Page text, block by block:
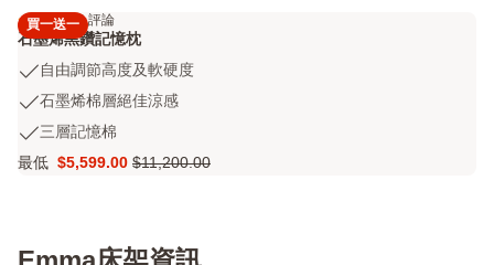
設
計
選
$9,839.00
$12,300.00
買一送一
4.3
out
of
2666
評
4.32666 評論
石墨烯黑鑽記憶枕
自
調
節
高
自由調節高度及軟硬度
石
烯
棉
涼
石墨烯棉層絕佳涼感
三
層
記
三層記憶棉
最低
Price
$5,599.00
原
$11,200.00